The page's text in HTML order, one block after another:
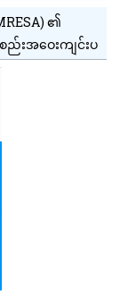
၏
အဝေးကျင်းပ